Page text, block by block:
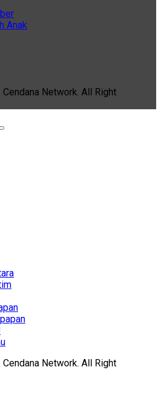
Anak
Network. All Right
Network. All Right